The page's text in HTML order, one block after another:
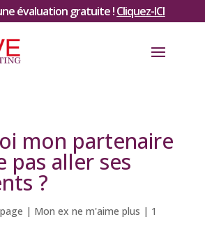
évaluation gratuite !Cliquez-ICI
mon partenaire
pas aller ses
?
| Mon ex ne m'aime plus | 1